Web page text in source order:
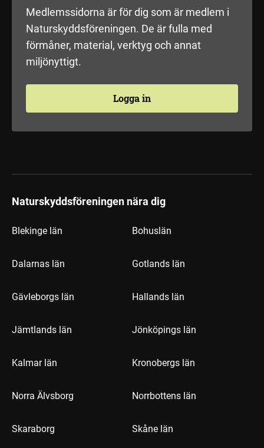
Medlemssidorna är för dig som är medlem i
Naturskyddsföreningen. De är fulla med
förmåner, material, verktyg och annat
miljönyttigt.
Logga in
Naturskyddsföreningen nära dig
Blekinge län Bohuslän
Dalarnas län Gotlands län
Gävleborgs län Hallands län
Jämtlands län Jönköpings län
Kalmar län Kronobergs län
Norra Älvsborg Norrbottens län
Skaraborg Skåne län